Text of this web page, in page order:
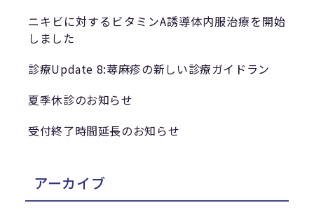
ニキビに対するビタミンA誘導体内服治療を開始
しました
診療Update 8:蕁麻疹の新しい診療ガイドラン
夏季休診のお知らせ
受付終了時間延長のお知らせ
アーカイブ